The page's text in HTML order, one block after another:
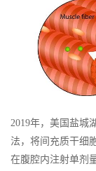
2019年，美国盐城
法，将间充质干细
在腹腔内注射单剂